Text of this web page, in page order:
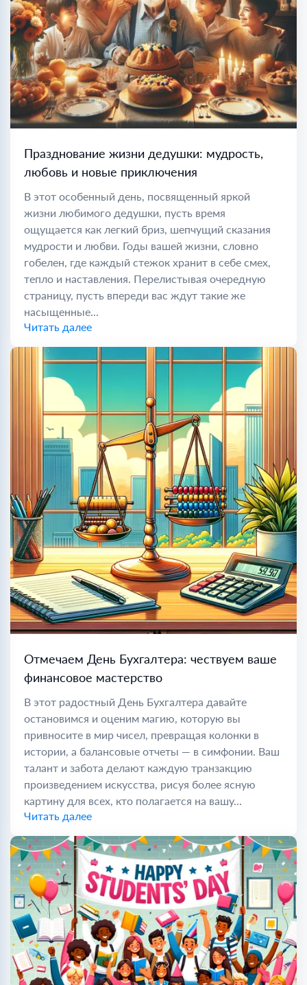
Празднование жизни дедушки: мудрость,
любовь и новые приключения
В этот особенный день, посвященный яркой
жизни любимого дедушки, пусть время
ощущается как легкий бриз, шепчущий сказания
мудрости и любви. Годы вашей жизни, словно
гобелен, где каждый стежок хранит в себе смех,
тепло и наставления. Перелистывая очередную
страницу, пусть впереди вас ждут такие же
насыщенные...
Читать далее
Отмечаем День Бухгалтера: чествуем ваше
финансовое мастерство
В этот радостный День Бухгалтера давайте
остановимся и оценим магию, которую вы
привносите в мир чисел, превращая колонки в
истории, а балансовые отчеты — в симфонии. Ваш
талант и забота делают каждую транзакцию
произведением искусства, рисуя более ясную
картину для всех, кто полагается на вашу...
Читать далее